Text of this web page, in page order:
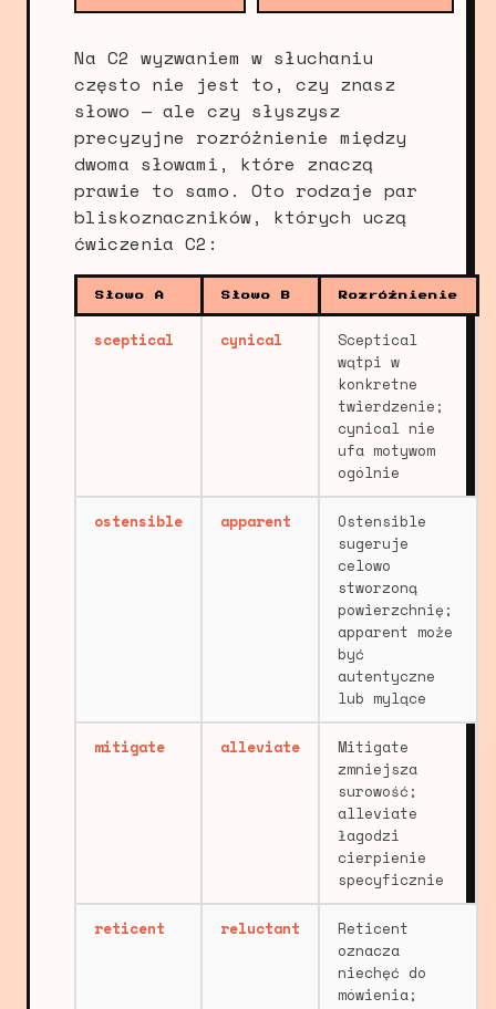
Na C2 wyzwaniem w słuchaniu
często nie jest to, czy znasz
słowo — ale czy słyszysz
precyzyjne rozróżnienie między
dwoma słowami, które znaczą
prawie to samo. Oto rodzaje par
bliskoznaczników, których uczą
ćwiczenia C2:
Słowo A Słowo B Rozróżnienie
sceptical cynical
Sceptical
wątpi w
konkretne
twierdzenie;
cynical nie
ufa motywom
ogólnie
ostensible apparent
Ostensible
sugeruje
celowo
stworzoną
powierzchnię;
apparent może
być
autentyczne
lub mylące
mitigate alleviate
Mitigate
zmniejsza
surowość;
alleviate
łagodzi
cierpienie
specyficznie
reticent reluctant
Reticent
oznacza
niechęć do
mówienia;